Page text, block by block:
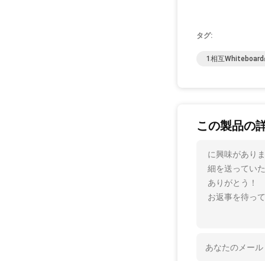
タグ:
1相互whiteboard
この製品の
に興味があり
細を送ってい
ありがとう！
お返事を待っ